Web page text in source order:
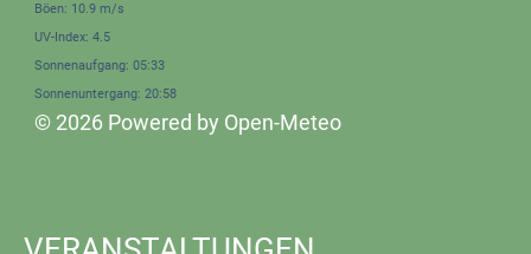
Böen: 10.9 m/s
UV-Index: 4.5
Sonnenaufgang: 05:33
Sonnenuntergang: 20:58
© 2026 Powered by Open-Meteo